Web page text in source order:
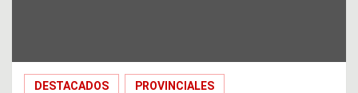
DESTACADOS PROVINCIALES